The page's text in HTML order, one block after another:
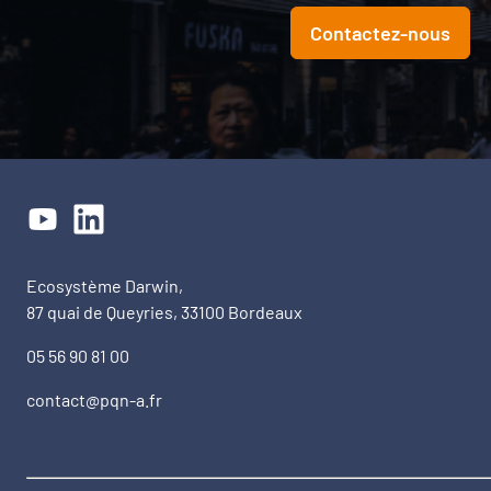
Contactez-nous
Ecosystème Darwin,
87 quai de Queyries, 33100 Bordeaux
05 56 90 81 00
contact@pqn-a.fr